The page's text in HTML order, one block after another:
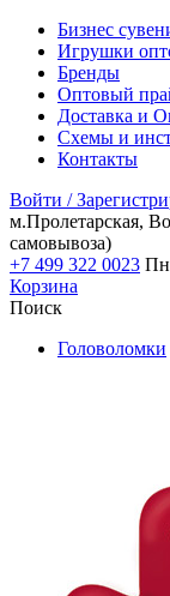
Бизнес
Игрушки
Бренды
Оптовый
Доставка и
Схемы и
Контакты
Войти /
м.Пролетарская,
самовывоза)
+7 499 322 0023
Корзина
Поиск
Головоломки